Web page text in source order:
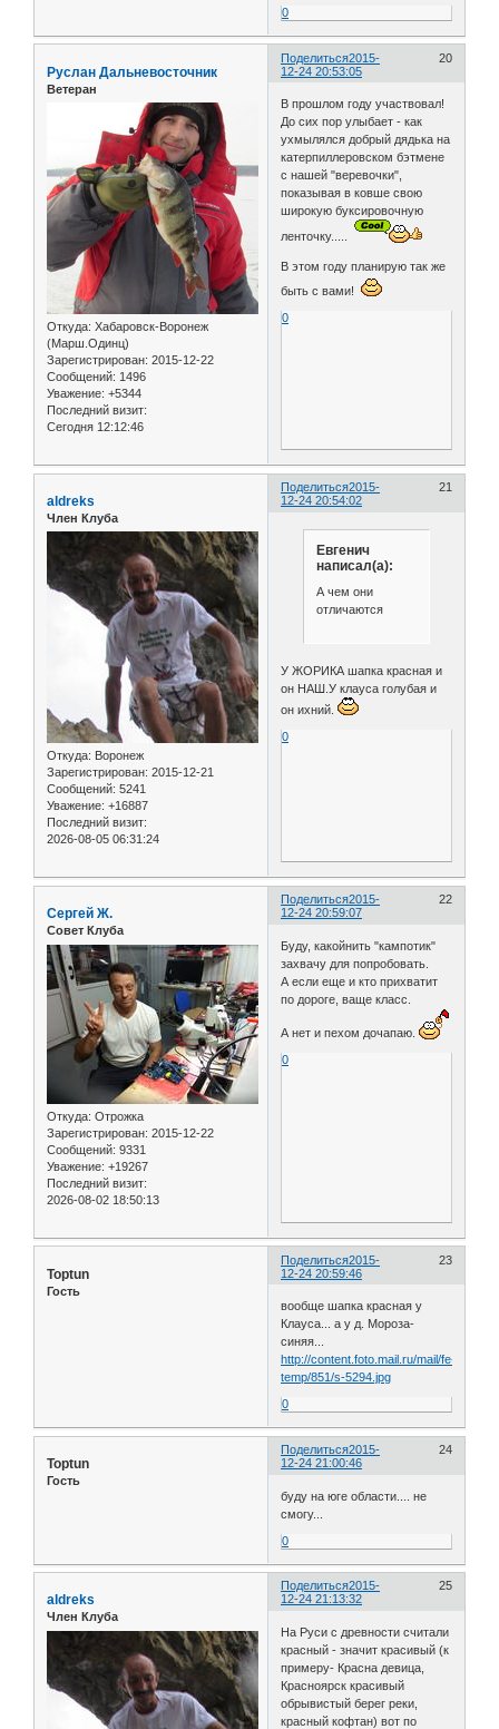
0
Поделиться 20
2015-
12-24 20:53:05
Руслан Дальневосточник
Ветеран
Откуда: Хабаровск-Воронеж
(Марш.Одинц)
Зарегистрирован: 2015-12-22
Сообщений: 1496
Уважение: +5344
Последний визит:
Сегодня 12:12:46
В прошлом году участвовал!
До сих пор улыбает - как
ухмылялся добрый дядька на
катерпиллеровском бэтмене
с нашей "веревочки",
показывая в ковше свою
широкую буксировочную
ленточку.....
В этом году планирую так же
быть с вами!
0
Поделиться 21
2015-
12-24 20:54:02
aldreks
Член Клуба
Откуда: Воронеж
Зарегистрирован: 2015-12-21
Сообщений: 5241
Уважение: +16887
Последний визит:
2026-08-05 06:31:24
Евгенич
написал(а):
А чем они
отличаются
У ЖОРИКА шапка красная и
он НАШ.У клауса голубая и
он ихний.
0
Поделиться 22
2015-
12-24 20:59:07
Сергей Ж.
Совет Клуба
Откуда: Отрожка
Зарегистрирован: 2015-12-22
Сообщений: 9331
Уважение: +19267
Последний визит:
2026-08-02 18:50:13
Буду, какойнить "кампотик"
захвачу для попробовать.
А если еще и кто прихватит
по дороге, ваще класс.
А нет и пехом дочапаю.
0
Поделиться 23
2015-
12-24 20:59:46
Toptun
Гость
вообще шапка красная у
Клауса... а у д. Мороза-
синяя...
http://content.foto.mail.ru/mail/fe-
temp/851/s-5294.jpg
0
Поделиться 24
2015-
12-24 21:00:46
Toptun
Гость
буду на юге области.... не
смогу...
0
Поделиться 25
2015-
12-24 21:13:32
aldreks
Член Клуба
На Руси с древности считали
красный - значит красивый (к
примеру- Красна девица,
Красноярск красивый
обрывистый берег реки,
красный кофтан) вот по